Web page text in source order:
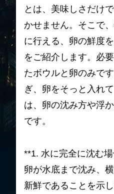
とは、美味しさだけ
かせません。そこで
に行える、卵の鮮度
をご紹介します。必
たボウルと卵のみで
ぎ、卵をそっと入れ
は、卵の沈み方や浮
です。
**1. 水に完全に沈む
卵が水底まで沈み、
新鮮であることを示